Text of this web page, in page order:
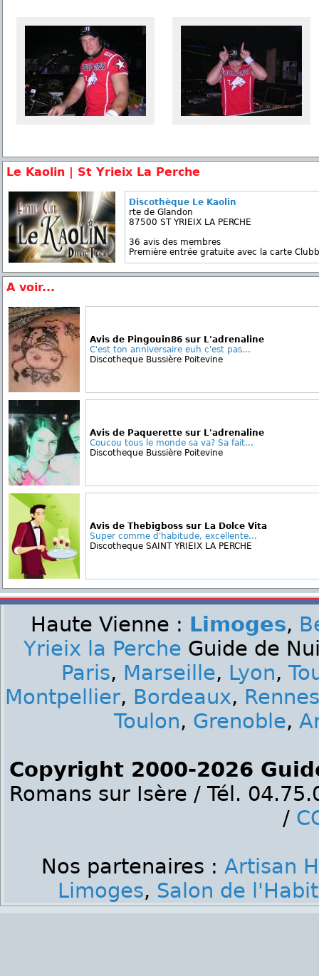
Le Kaolin | St Yrieix La Perche
Discothèque Le Kaolin
rte de Glandon
87500 ST YRIEIX LA PERCHE
36 avis des membres
Première entrée gratuite avec la carte
A voir...
Avis de Pingouin86 sur L'adrenaline
C'est ton anniversaire euh c'est pas...
Discotheque Bussière Poitevine
Avis de Paquerette sur L'adrenaline
Coucou tous le monde sa va? Sa fait...
Discotheque Bussière Poitevine
Avis de Thebigboss sur La Dolce Vita
Super comme d'habitude, excellente...
Discotheque SAINT YRIEIX LA PERCHE
Haute Vienne : Limoges,
Yrieix la Perche Guide de
Paris, Marseille, Lyon,
Montpellier, Bordeaux, Rennes
Toulon, Grenoble,
Copyright 2000-2026
Romans sur Isère / Tél.
/
Nos partenaires : Artisan
Limoges, Salon de